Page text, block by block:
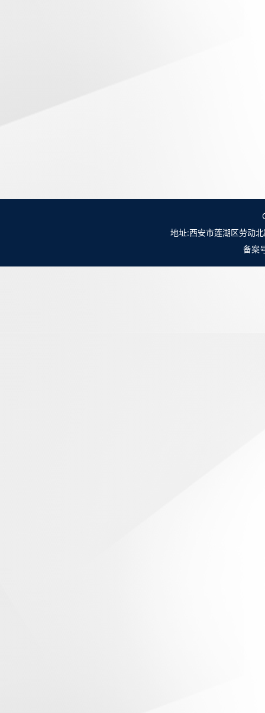
地址:西安市莲湖区劳动
备案